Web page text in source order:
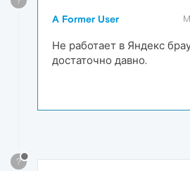
A Former User
Не работает в Яндекс
достаточно давно.
?